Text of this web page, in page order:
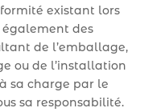
existant lors
des
de l’emballage,
ou de l’installation
sa charge par le
sa responsabilité.